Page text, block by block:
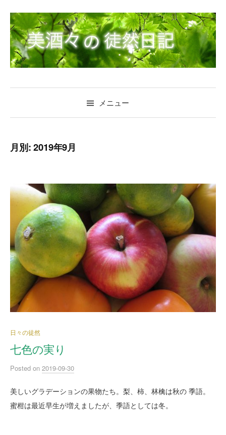
ン
テ
ン
ツ
ス
ッ
メニュー
月別: 2019年9月
日々の徒然
七色の実り
Posted on 2019-09-30
美しいグラデーションの果物たち。梨、柿、林檎は秋の 季語。
蜜柑は最近早生が増えましたが、季語としては冬。